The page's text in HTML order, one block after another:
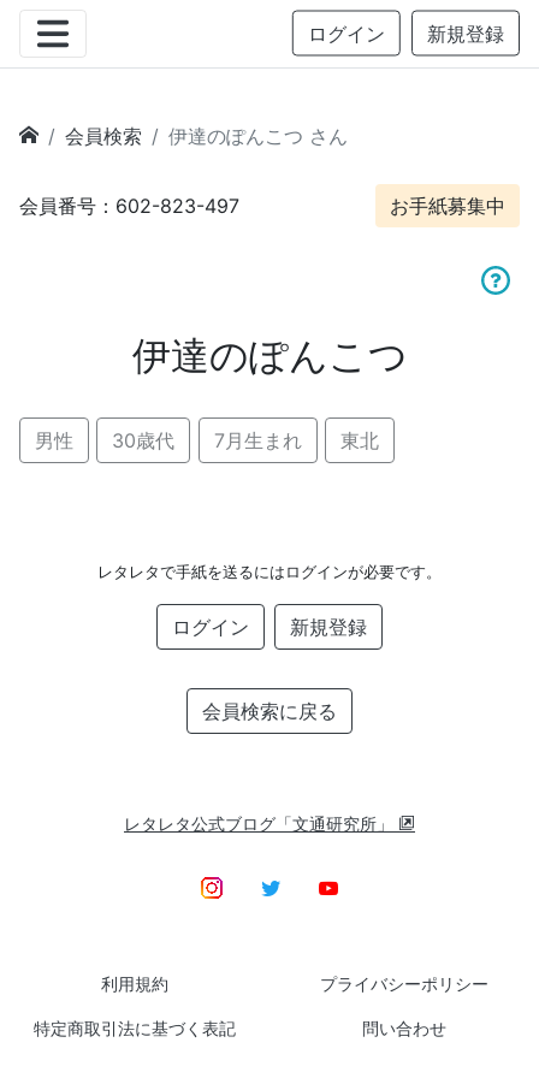
ログイン 新規登録
会員検索 伊達のぽんこつ さん
会員番号：602-823-497 お手紙募集中
伊達のぽんこつ
男性 30歳代 7月生まれ 東北
レタレタで手紙を送るにはログインが必要です。
ログイン 新規登録
会員検索に戻る
レタレタ公式ブログ「文通研究所」
利用規約 プライバシーポリシー
特定商取引法に基づく表記 問い合わせ